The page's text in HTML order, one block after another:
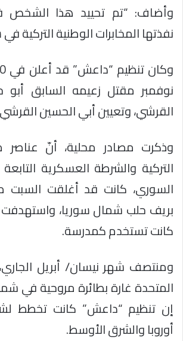
وأضاف: “تم تحييد هذا الشخص
نفذتها المخابرات الوطنية التركية
نوفمبر مقتل زعيمه السابق
القرشي، وتعيين أبي الحسين
وذكرت مصادر محلية، أنّ عناصر
التركية والشرطة العسكرية
السوري، كانت قد أغلقت السبت
بريف حلب شمال سوريا،
كانت تستخدم كمدرسة.
ومنتصف شهر نيسان/ أبريل
المتحدة غارة بطائرة مروحية في
إن تنظيم “داعش” كانت تخطط
أوروبا والشرق الأوسط.